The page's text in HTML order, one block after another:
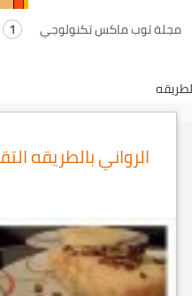
مجلة توب ماكس تكنولوجي
الرواني بالطريقه